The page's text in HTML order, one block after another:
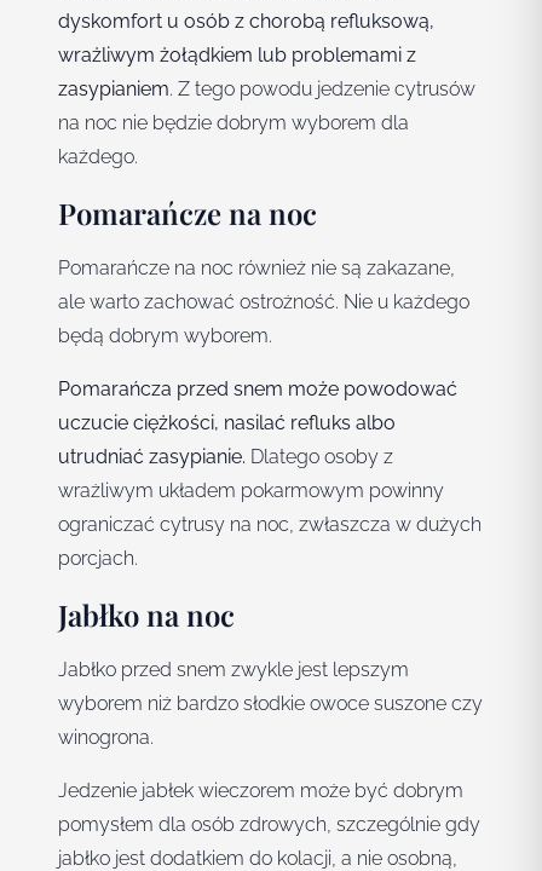
dyskomfort u osób z chorobą refluksową,
wrażliwym żołądkiem lub problemami z
zasypianiem. Z tego powodu jedzenie cytrusów
na noc nie będzie dobrym wyborem dla
każdego.
Pomarańcze na noc
Pomarańcze na noc również nie są zakazane,
ale warto zachować ostrożność. Nie u każdego
będą dobrym wyborem.
Pomarańcza przed snem może powodować
uczucie ciężkości, nasilać refluks albo
utrudniać zasypianie. Dlatego osoby z
wrażliwym układem pokarmowym powinny
ograniczać cytrusy na noc, zwłaszcza w dużych
porcjach.
Jabłko na noc
Jabłko przed snem zwykle jest lepszym
wyborem niż bardzo słodkie owoce suszone czy
winogrona.
Jedzenie jabłek wieczorem może być dobrym
pomysłem dla osób zdrowych, szczególnie gdy
jabłko jest dodatkiem do kolacji, a nie osobną,